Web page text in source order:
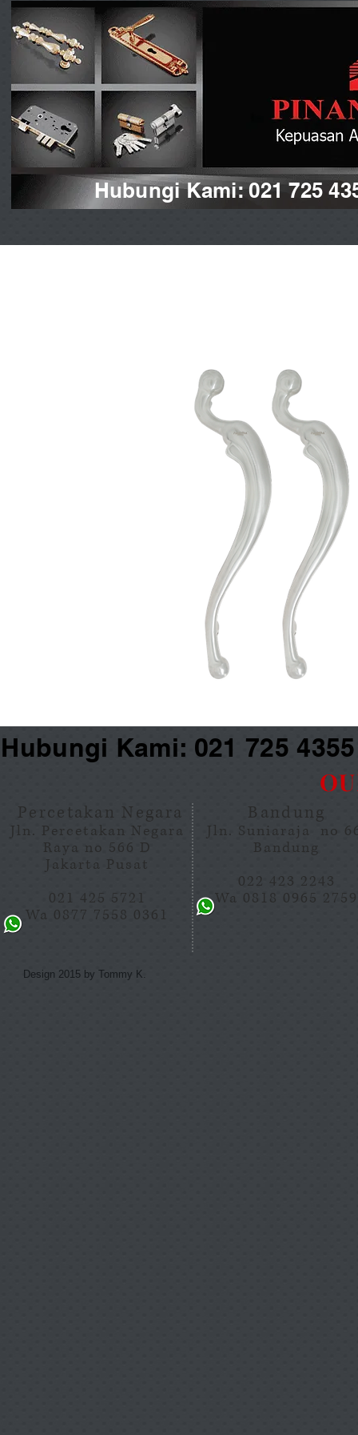
Hubungi Kami: 021 725
Kami: 021 725
Percetakan Negara
Jln. Percetakan Negara
Raya no 566 D
Jakarta Pusat
021 425 5721
Wa 0877 7558 0361
Bandung
Jln. Suniaraja no
Bandung
022 423 2243
Wa 0818 0965 2759
Design 2015 by Tommy K.